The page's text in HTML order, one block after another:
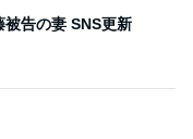
被告の妻 SNS更新